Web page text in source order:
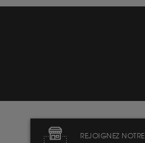
REJOIGNEZ